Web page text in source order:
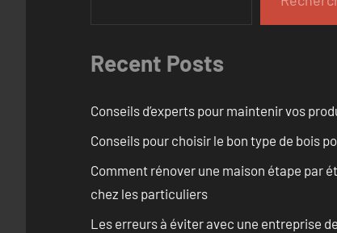
Recent Posts
Conseils d’experts pour maintenir vos
Conseils pour choisir le bon type de bois
Comment rénover une maison étape par
chez les particuliers
Les erreurs à éviter avec une entreprise